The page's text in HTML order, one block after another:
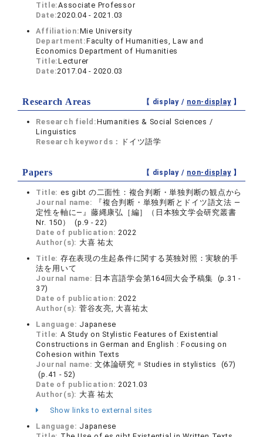
Title:Associate Professor
Date:2020.04 - 2021.03
Affiliation:Mie University
Department:Faculty of Humanities, Law and
Economics Department of Humanities
Title:Lecturer
Date:2017.04 - 2020.03
Research Areas 【 display / non-display】
Research field:Humanities & Social Sciences /
Linguistics
Research keywords：
ドイツ語学
Papers 【 display / non-display】
Title: es gibt の二面性：複合判断・単独判断の観点から
Journal name:
『複合判断・単独判断とドイツ語文法 ―
定性を軸に―』藤縄康弘［編］（日本独文学会研究叢書
Nr. 150） (p.9 - 22)
Date of publication:2022
Author(s): 大喜 祐太
Title: 存在表現の生起条件に関する英独対照：実験的手
法を用いて
Journal name: 日本言語学会第164回大会予稿集 (p.31 -
37)
Date of publication:2022
Author(s): 菅谷友亮, 大喜祐太
Language: Japanese
Title: A Study on Stylistic Features of Existential
Constructions in German and English : Focusing on
Cohesion within Texts
Journal name:文体論研究 = Studies in stylistics (67)
(p.41 - 52)
Date of publication:2021.03
Author(s): 大喜 祐太
Show links to external sites
Language: Japanese